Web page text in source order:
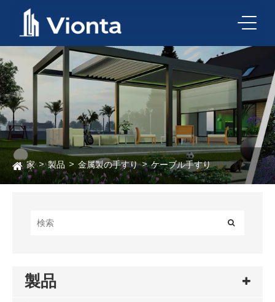
家 製品 金属製の手すり ケーブル手すり
製品